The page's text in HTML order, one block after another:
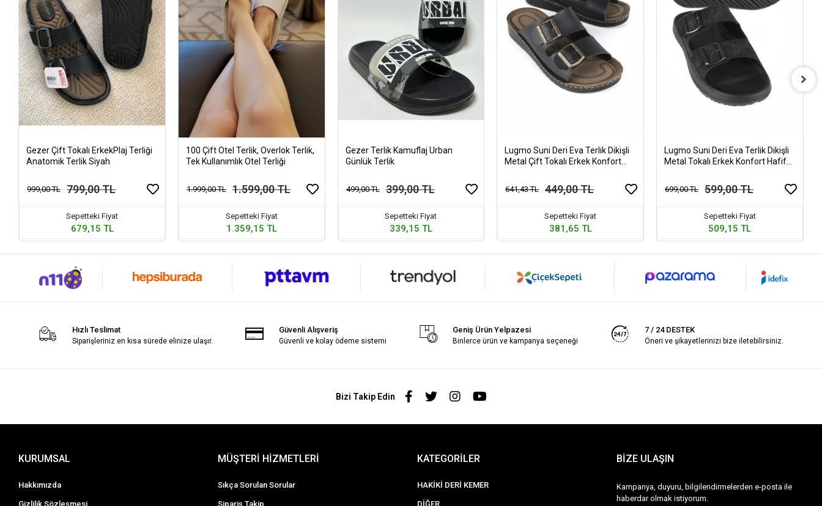
Gezer Çift Tokalı ErkekPlaj Terliği
Anatomik Terlik Siyah
999,00 TL 799,00 TL
Sepetteki Fiyat
679,15 TL
100 Çift Otel Terlik, Overlok Terlik,
Tek Kullanımlık Otel Terliği
1.999,00 TL 1.599,00 TL
Sepetteki Fiyat
1.359,15 TL
Gezer Terlik Kamuflaj Urban
Günlük Terlik
499,00 TL 399,00 TL
Sepetteki Fiyat
339,15 TL
Lugmo Suni Deri Eva Terlik Dikişli
Metal Çift Tokalı Erkek Konfort
641,43 TL 449,00 TL
Sepetteki Fiyat
381,65 TL
Lugmo Suni Deri Eva Terlik Dikişli
Metal Tokalı Erkek Konfort Hafif
699,00 TL 599,00 TL
Sepetteki Fiyat
509,15 TL
Hızlı Teslimat
Siparişleriniz en kısa sürede elinize ulaşır.
Güvenli Alışveriş
Güvenli ve kolay ödeme sistemi
Geniş Ürün Yelpazesi
Binlerce ürün ve kampanya seçeneği
7 / 24 DESTEK
Öneri ve şikayetlerinizi bize iletebilirsiniz.
Bizi Takip Edin
KURUMSAL
Hakkımızda
Gizlilik Sözleşmesi
MÜŞTERİ HİZMETLERİ
Sıkça Sorulan Sorular
Sipariş Takip
KATEGORİLER
HAKİKİ DERİ KEMER
DİĞER
BİZE ULAŞIN
Kampanya, duyuru, bilgilendirmelerden e-posta ile
haberdar olmak istiyorum.